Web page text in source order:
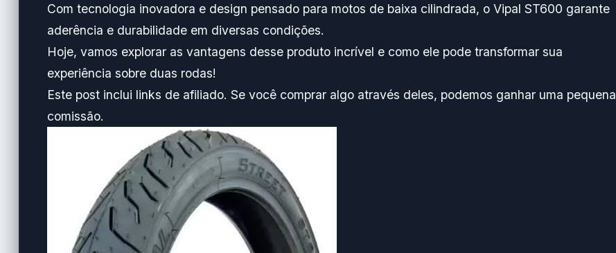
Com tecnologia inovadora e design pensado para motos de baixa cilindrada, o Vipal ST600 garante
aderência e durabilidade em diversas condições.
Hoje, vamos explorar as vantagens desse produto incrível e como ele pode transformar sua
experiência sobre duas rodas!
Este post inclui links de afiliado. Se você comprar algo através deles, podemos ganhar uma pequena
comissão.